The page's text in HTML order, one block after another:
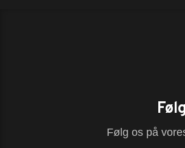
Følg os på